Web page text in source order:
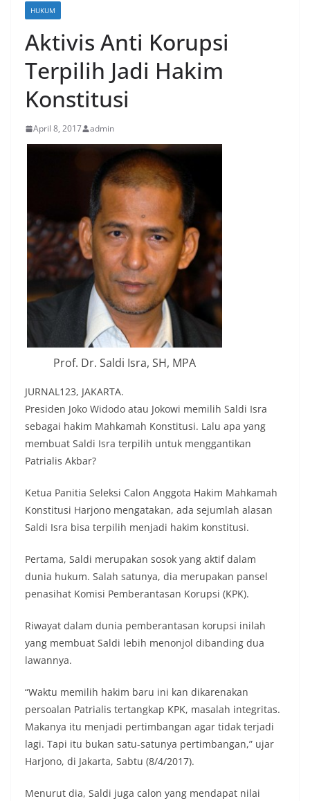
HUKUM
Aktivis Anti Korupsi
Terpilih Jadi Hakim
Konstitusi
April 8, 2017 admin
Prof. Dr. Saldi Isra, SH, MPA
JURNAL123, JAKARTA.
Presiden Joko Widodo atau Jokowi memilih Saldi Isra
sebagai hakim Mahkamah Konstitusi. Lalu apa yang
membuat Saldi Isra terpilih untuk menggantikan
Patrialis Akbar?
Ketua Panitia Seleksi Calon Anggota Hakim Mahkamah
Konstitusi Harjono mengatakan, ada sejumlah alasan
Saldi Isra bisa terpilih menjadi hakim konstitusi.
Pertama, Saldi merupakan sosok yang aktif dalam
dunia hukum. Salah satunya, dia merupakan pansel
penasihat Komisi Pemberantasan Korupsi (KPK).
Riwayat dalam dunia pemberantasan korupsi inilah
yang membuat Saldi lebih menonjol dibanding dua
lawannya.
“Waktu memilih hakim baru ini kan dikarenakan
persoalan Patrialis tertangkap KPK, masalah integritas.
Makanya itu menjadi pertimbangan agar tidak terjadi
lagi. Tapi itu bukan satu-satunya pertimbangan,” ujar
Harjono, di Jakarta, Sabtu (8/4/2017).
Menurut dia, Saldi juga calon yang mendapat nilai